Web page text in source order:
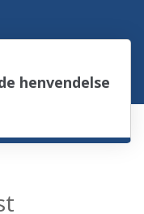
henvendelse